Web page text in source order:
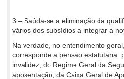
3 – Saúda-se a eliminação da
vários dos subsídios a integrar a
Na verdade, no entendimento
corresponde à pensão estatutária:
invalidez, do Regime Geral da
aposentação, da Caixa Geral de